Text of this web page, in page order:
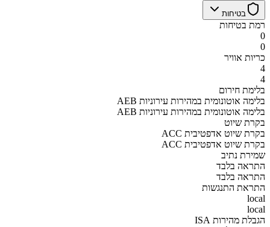
בטיחות
רמת בטיחות
0
0
כריות אוויר
4
4
בלימת חירום
AEB בלימה אוטונומית במהירות עירוניות
AEB בלימה אוטונומית במהירות עירוניות
בקרת שיוט
ACC בקרת שיוט אדפטיבית
ACC בקרת שיוט אדפטיבית
שמירת נתיב
התראה בלבד
התראה בלבד
התראת התנגשות
local
local
הגבלת מהירות ISA